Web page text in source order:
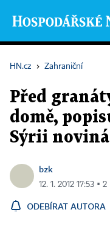
HN.cz › Zahraniční
Před
domě,
Sýrii
bzk
12. 1. 2012 17:53 ▪
ODEBÍRAT AUTORA